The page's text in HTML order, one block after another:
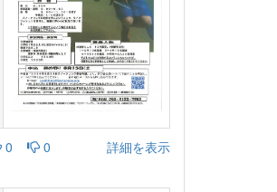
0 0 詳細を表示